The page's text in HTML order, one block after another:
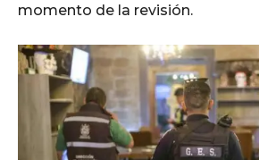
momento de la revisión.